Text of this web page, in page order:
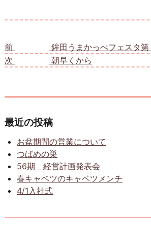
前
鉾田うまかっぺフェスタ第
次
朝早くから
最近の投稿
お盆期間の営業について
つばめの巣
56期 経営計画発表会
春キャベツのキャベツメンチ
4/1入社式